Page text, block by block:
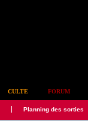
CULTE FORUM
Planning des sorties